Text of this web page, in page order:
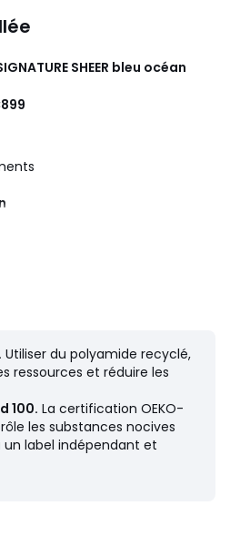
SHEER bleu océan
à 50%
- 38 EU, 42 FR - 40 EU, 44 FR -
- 46 EU, 50 FR - 48 EU
Utiliser du polyamide recyclé,
ressources et réduire les
100. La certification OEKO-
les substances nocives
label indépendant et